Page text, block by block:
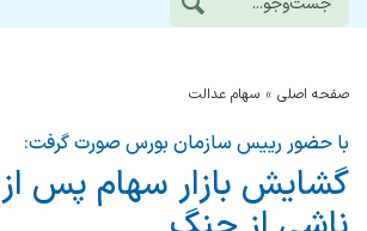
صفحه اصلی سهام عدالت
با حضور رییس سازمان بورس صورت گرفت:
گشایش بازار سهام پس